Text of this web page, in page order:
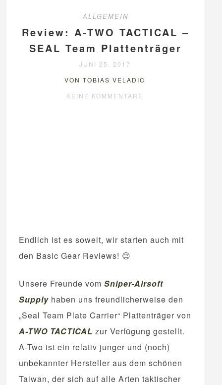
ALLGEMEIN
Review: A-TWO TACTICAL –
SEAL Team Plattenträger
JUNI 25, 2017
VON TOBIAS VELADIC
KEINE KOMMENTARE
Endlich ist es soweit, wir starten auch mit
den Basic Gear Reviews! 😉
Unsere Freunde vomSniper-Airsoft
Supply haben uns freundlicherweise den
„Seal Team Plate Carrier“ Plattenträger von
A-TWO TACTICAL zur Verfügung gestellt.
A-Two ist ein relativ junger und (noch)
unbekannter Hersteller aus dem schönen
Taiwan, der sich auf alle Arten taktischer